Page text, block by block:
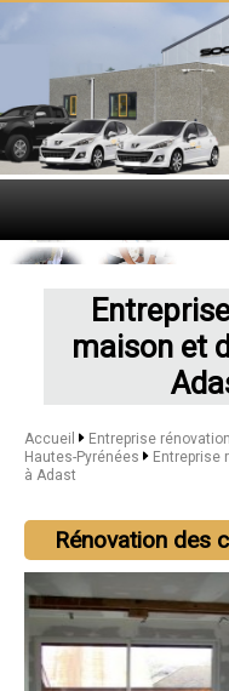
maison et
Accueil
Entreprise
Hautes-Pyrénées
Entreprise
à Adast
Rénovation des